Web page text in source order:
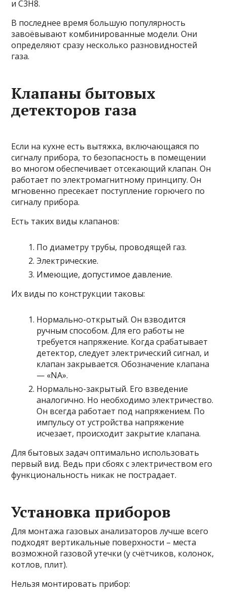
и С3Н8.
В последнее время большую популярность
завоёвывают комбинированные модели. Они
определяют сразу несколько разновидностей
газа.
Клапаны бытовых
детекторов газа
Если на кухне есть вытяжка, включающаяся по
сигналу прибора, то безопасность в помещении
во многом обеспечивает отсекающий клапан. Он
работает по электромагнитному принципу. Он
мгновенно пресекает поступление горючего по
сигналу прибора.
Есть таких виды клапанов:
По диаметру трубы, проводящей газ.
Электрические.
Имеющие, допустимое давление.
Их виды по конструкции таковы:
Нормально-открытый. Он взводится
ручным способом. Для его работы не
требуется напряжение. Когда срабатывает
детектор, следует электрический сигнал, и
клапан закрывается. Обозначение клапана
— «NA».
Нормально-закрытый. Его взведение
аналогично. Но необходимо электричество.
Он всегда работает под напряжением. По
импульсу от устройства напряжение
исчезает, происходит закрытие клапана.
Для бытовых задач оптимально использовать
первый вид. Ведь при сбоях с электричеством его
функциональность никак не пострадает.
Установка приборов
Для монтажа газовых анализаторов лучше всего
подходят вертикальные поверхности – места
возможной газовой утечки (у счётчиков, колонок,
котлов, плит).
Нельзя монтировать прибор: